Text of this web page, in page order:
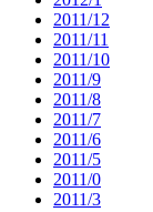
2011/12
2011/11
2011/10
2011/9
2011/8
2011/7
2011/6
2011/5
2011/0
2011/3